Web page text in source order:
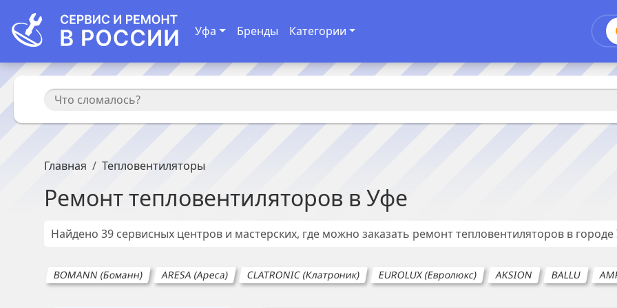
Уфа Бренды Категории
Главная Тепловентиляторы
Ремонттепловентиляторов в Уфе
Найдено 39 сервисных центров и мастерских, где можно заказать ремонттепловентиляторов в городе
BOMANN (Боманн) ARESA (Ареса) CLATRONIC (Клатроник) EUROLUX (Евролюкс) AKSION BALLU